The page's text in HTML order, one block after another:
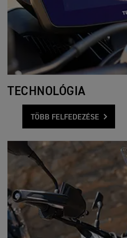
TECHNOLÓGIA
TÖBB FELFEDEZÉSE